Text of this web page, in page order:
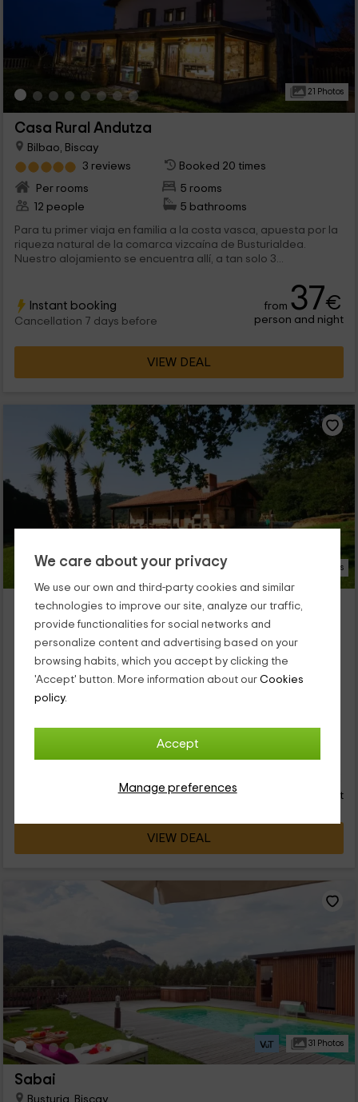
We care about your privacy
We use our own and third-party cookies and similar
technologies to improve our site, analyze our traffic,
provide functionalities for social networks and
personalize content and advertising based on your
browsing habits, which you accept by clicking the
'Accept' button. More information about our Cookies
policy.
Accept
Manage preferences
21 Photos
Casa Rural Andutza
Bilbao, Biscay
3 reviews
Booked 20 times
Per rooms
5 rooms
12 people
5 bathrooms
Para tu primer viaja en familia a la costa vasca, apuesta por la
riqueza natural de la comarca vizcaína de Busturialdea.
Nuestro alojamiento se encuentra allí, a tan solo 3...
Instant booking
Cancellation 7 days before
from 37€
person and night
VIEW DEAL
54 Photos
Caserio Butron
Butron, Biscay
8 reviews
Booked 25 times
Full Rental
5 rooms
12 people
5 bathrooms
Nuestro alojamiento se encuentra dentro de la población de
Cancellation 7 days before person and night
VIEW DEAL
31 Photos
Sabai
Busturia, Biscay